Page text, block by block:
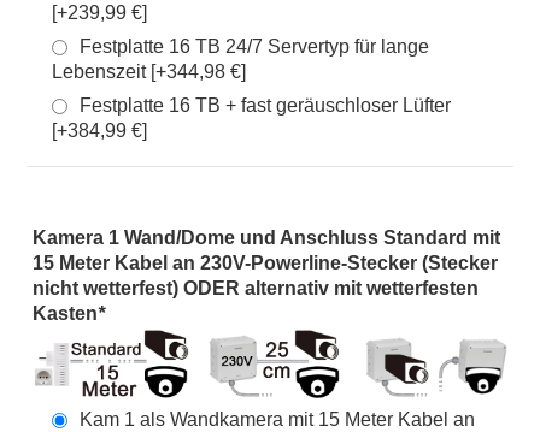
[+239,99 €]
Festplatte 16 TB 24/7 Servertyp für lange
Lebenszeit [+344,98 €]
Festplatte 16 TB + fast geräuschloser Lüfter
[+384,99 €]
Kamera 1 Wand/Dome und Anschluss Standard mit
15 Meter Kabel an 230V-Powerline-Stecker (Stecker
nicht wetterfest) ODER alternativ mit wetterfesten
Kasten*
Kam 1 als Wandkamera mit 15 Meter Kabel an